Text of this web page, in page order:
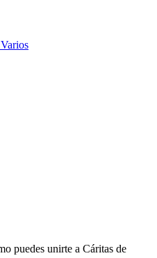
puedes unirte a Cáritas de